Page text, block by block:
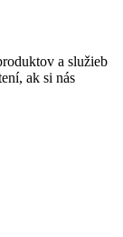
a služieb
ak si nás